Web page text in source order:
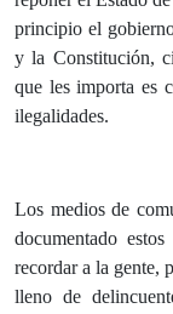
principio el
y la Constitución,
que les importa es
ilegalidades.
Los medios de
documentado
recordar a la gente,
lleno de